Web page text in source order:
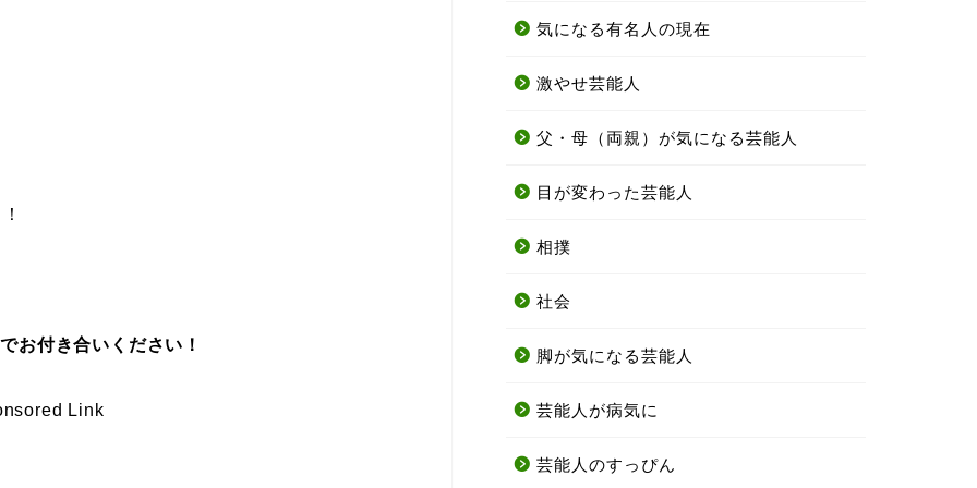
お付き合いください！
Link
気になる有名人の現在
激やせ芸能人
父・母（両親）が気になる芸能人
目が変わった芸能人
相撲
社会
脚が気になる芸能人
芸能人が病気に
芸能人のすっぴん